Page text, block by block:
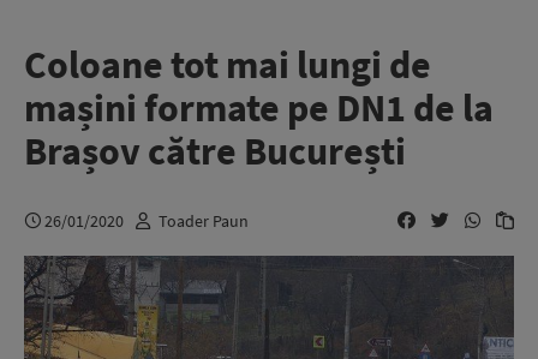
Coloane tot mai lungi de
mașini formate pe DN1 de la
Brașov către București
26/01/2020 Toader Paun